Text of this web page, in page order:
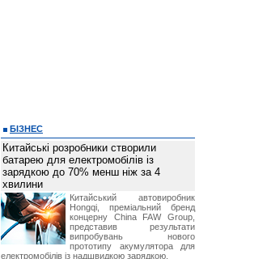
БІЗНЕС
Китайські розробники створили
батарею для електромобілів із
зарядкою до 70% менш ніж за 4
хвилини
Китайський автовиробник
Hongqi, преміальний бренд
концерну China FAW Group,
представив результати
випробувань нового
прототипу акумулятора для
електромобілів із надшвидкою зарядкою.